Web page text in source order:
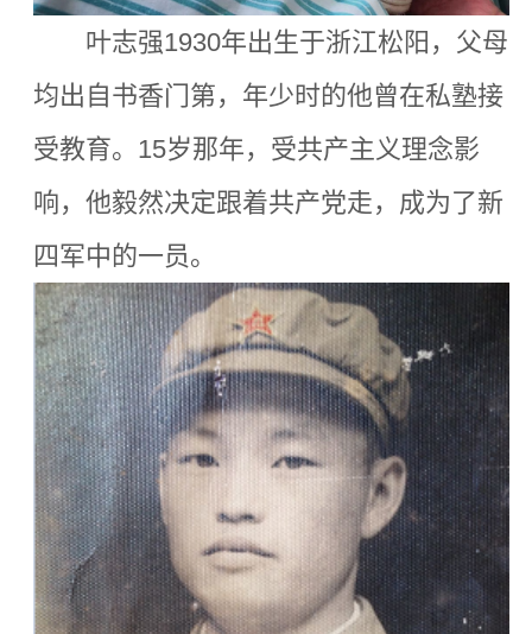
叶志强1930年出生于浙江松阳，父母
均出自书香门第，年少时的他曾在私塾接
受教育。15岁那年， 受共产主义理念影
响，他毅然决定跟着共产党走，成为了新
四军中的一员。